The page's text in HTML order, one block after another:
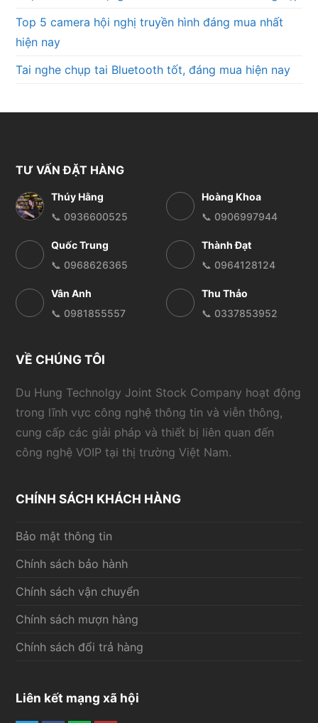
Top 5 camera hội nghị truyền hình đáng mua nhất
hiện nay
Tai nghe chụp tai Bluetooth tốt, đáng mua hiện nay
TƯ VẤN ĐẶT HÀNG
Thúy Hằng
📞 0936600525
Hoàng Khoa
📞 0906997944
Quốc Trung
📞 0968626365
Thành Đạt
📞 0964128124
Vân Anh
📞 0981855557
Thu Thảo
📞 0337853952
VỀ CHÚNG TÔI
Du Hung Technolgy Joint Stock Company hoạt động
trong lĩnh vực công nghệ thông tin và viễn thông,
cung cấp các giải pháp và thiết bị liên quan đến
công nghệ VOIP tại thị trường Việt Nam.
CHÍNH SÁCH KHÁCH HÀNG
Bảo mật thông tin
Chính sách bảo hành
Chính sách vận chuyển
Chính sách mượn hàng
Chính sách đổi trả hàng
Liên kết mạng xã hội